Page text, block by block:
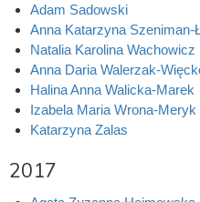
Adam Sadowski
Anna Katarzyna Szeniman-
Natalia Karolina Wachowicz
Anna Daria Walerzak-
Halina Anna Walicka-Marek
Izabela Maria Wrona-Meryk
Katarzyna Zalas
2017